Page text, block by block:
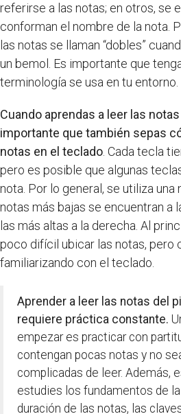
referirse a las notas; en otros, se
conforman el nombre de la nota.
las notas se llaman “dobles”
un bemol. Es importante que
terminología se usa en tu entorno.
Cuando aprendas a leer las
importante que también sepas
notas en el teclado . Cada tecla
pero es posible que algunas
nota. Por lo general, se utiliza una
notas más bajas se encuentran a
las más altas a la derecha. Al
poco difícil ubicar las notas, pero
familiarizando con el teclado.
Aprender a leer las notas del
requiere práctica constante.
empezar es practicar con
contengan pocas notas y no
complicadas de leer. Además,
estudies los fundamentos de
duración de las notas, las